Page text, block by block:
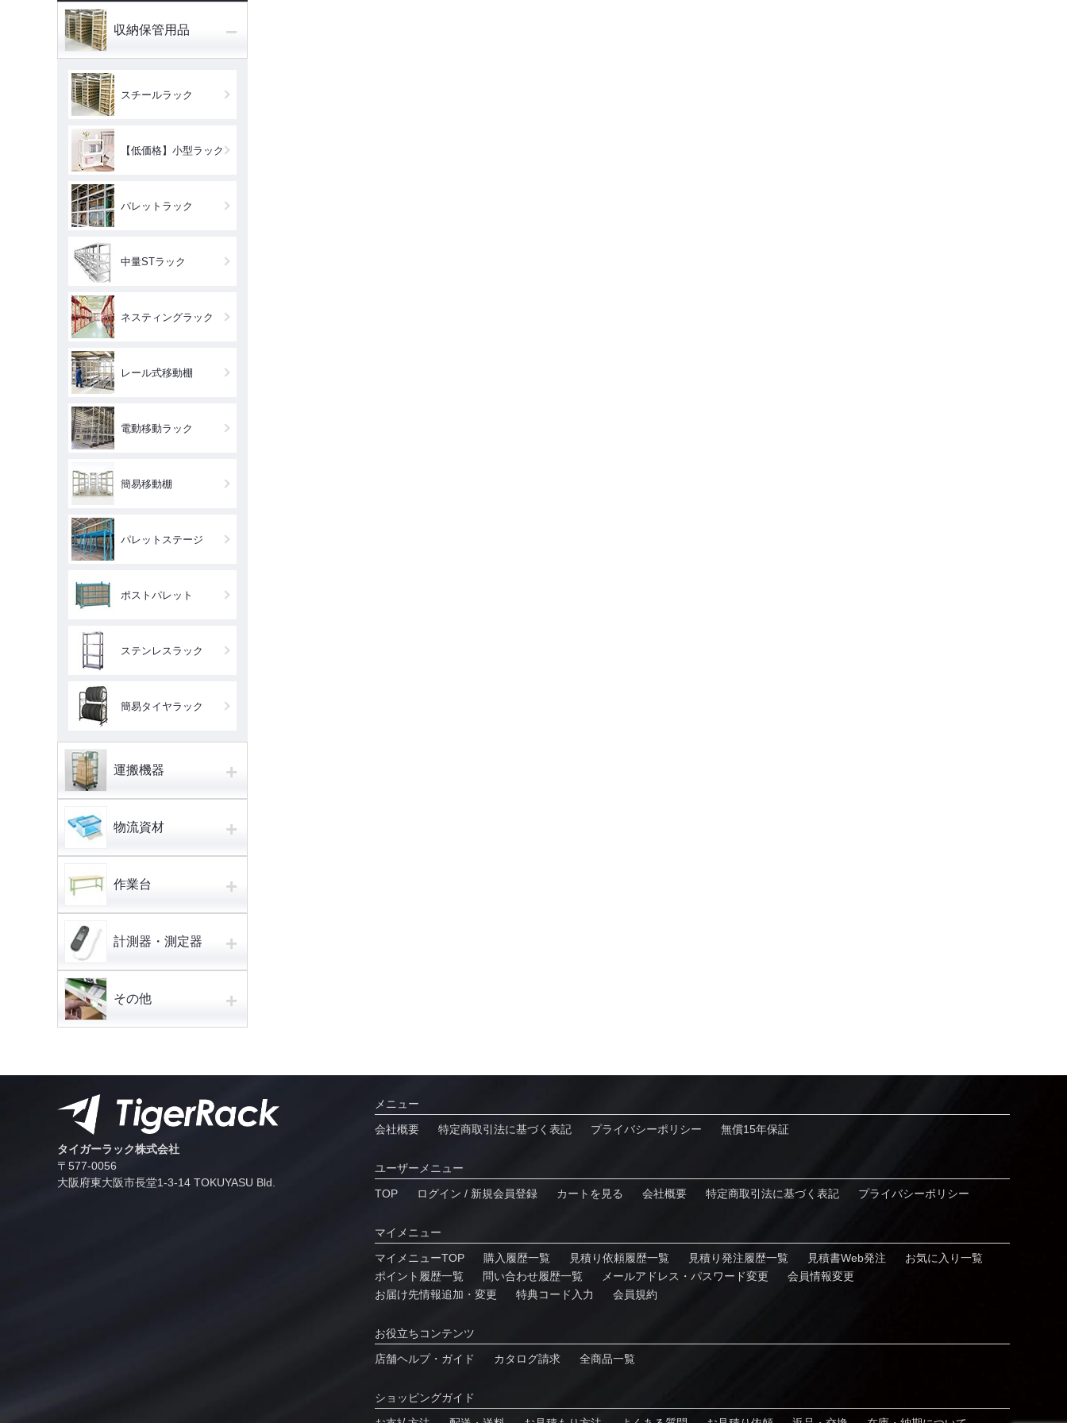
収納保管用品 −
スチールラック
【低価格】小型ラック
パレットラック
中量STラック
ネスティングラック
レール式移動棚
電動移動ラック
簡易移動棚
パレットステージ
ポストパレット
ステンレスラック
簡易タイヤラック
運搬機器 +
物流資材 +
作業台 +
計測器・測定器 +
その他 +
タイガーラック株式会社
〒577-0056
⼤阪府東⼤阪市⻑堂1-3-14 TOKUYASU Bld.
メニュー
会社概要
特定商取引法に基づく表記 プライバシーポリシー 無償15年保証
ユーザーメニュー
TOP
ログイン / 新規会員登録 カートを見る 会社概要 特定商取引法に基づく表記 プライバシーポリシー
マイメニュー
マイメニューTOP
購入履歴一覧 ⾒積り依頼履歴⼀覧 ⾒積り発注履歴⼀覧 見積書Web発注
お気に⼊り⼀覧
ポイント履歴⼀覧
問い合わせ履歴⼀覧 メールアドレス・パスワード変更
会員情報変更
お届け先情報追加・変更
特典コード⼊⼒ 会員規約
お役⽴ちコンテンツ
店舗ヘルプ・ガイド
カタログ請求 全商品一覧
ショッピングガイド